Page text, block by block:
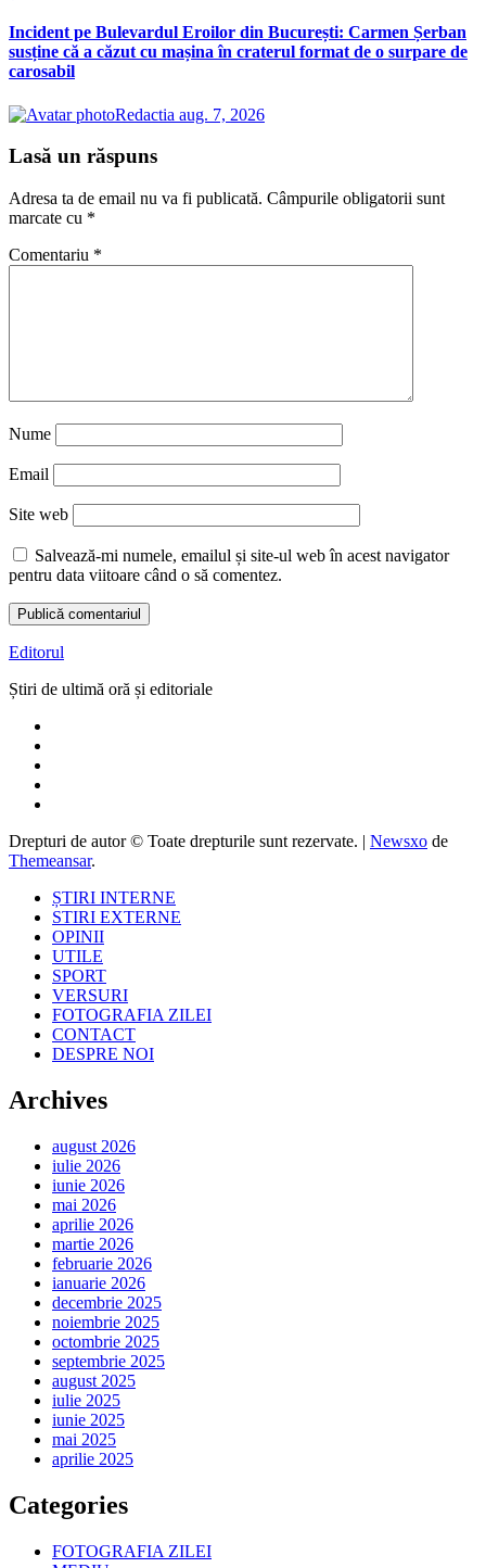
Incident pe Bulevardul Eroilor din București: Carmen Șerban
susține că a căzut cu mașina în craterul format de o surpare de
carosabil
Redactia aug. 7, 2026
Lasă un răspuns
Adresa ta de email nu va fi publicată. Câmpurile obligatorii sunt
marcate cu *
Comentariu *
Nume
Email
Site web
Salvează-mi numele, emailul și site-ul web în acest navigator
pentru data viitoare când o să comentez.
Editorul
Știri de ultimă oră și editoriale
Drepturi de autor © Toate drepturile sunt rezervate. | Newsxo de
Themeansar.
ȘTIRI INTERNE
STIRI EXTERNE
OPINII
UTILE
SPORT
VERSURI
FOTOGRAFIA ZILEI
CONTACT
DESPRE NOI
Archives
august 2026
iulie 2026
iunie 2026
mai 2026
aprilie 2026
martie 2026
februarie 2026
ianuarie 2026
decembrie 2025
noiembrie 2025
octombrie 2025
septembrie 2025
august 2025
iulie 2025
iunie 2025
mai 2025
aprilie 2025
Categories
FOTOGRAFIA ZILEI